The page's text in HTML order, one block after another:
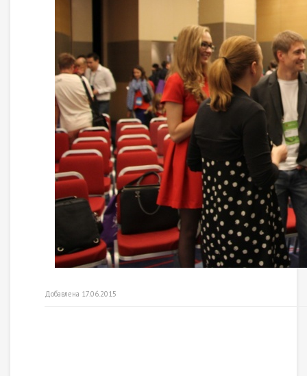
Добавлена 17.06.2015